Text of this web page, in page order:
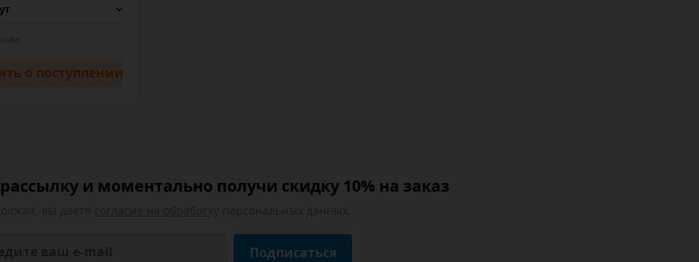
о поступлении
и моментально получи скидку 10% на заказ
Подписаться